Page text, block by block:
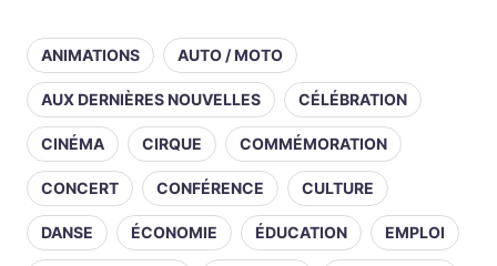
ANIMATIONS AUTO / MOTO
AUX DERNIÈRES NOUVELLES CÉLÉBRATION
CINÉMA CIRQUE COMMÉMORATION
CONCERT CONFÉRENCE CULTURE
DANSE ÉCONOMIE ÉDUCATION EMPLOI